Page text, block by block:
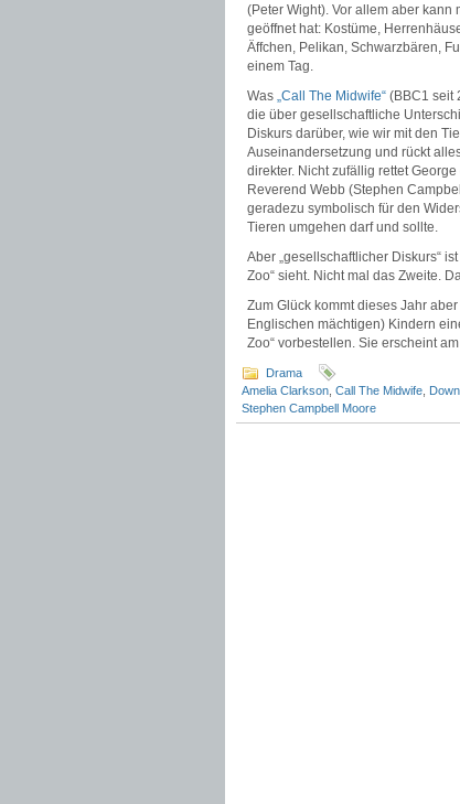
(Peter Wight). Vor allem aber kann
geöffnet hat: Kostüme,
Äffchen, Pelikan, Schwarzbären,
einem Tag.
Was „Call The Midwife“ (BBC1 seit
die über gesellschaftliche
Diskurs darüber, wie wir mit den
Auseinandersetzung und rückt
direkter. Nicht zufällig rettet
Reverend Webb (Stephen
geradezu symbolisch für den
Tieren umgehen darf und sollte.
Aber „gesellschaftlicher Diskurs“
Zoo“ sieht. Nicht mal das Zweite.
Zum Glück kommt dieses Jahr
Englischen mächtigen) Kindern
Zoo“ vorbestellen. Sie erscheint
Drama
Amelia Clarkson Call The Midwife
Stephen Campbell Moore